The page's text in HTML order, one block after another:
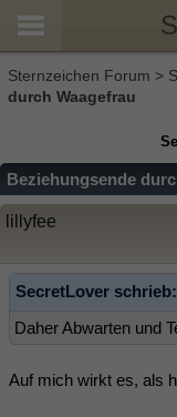
Sternzeichen Forum >
durch Waagefrau
Beziehungsende
lillyfee
SecretLover schrieb:
Daher Abwarten und
Auf mich wirkt es, als